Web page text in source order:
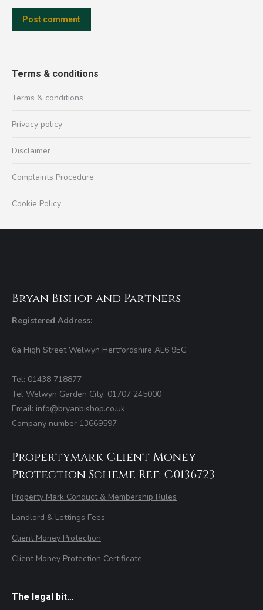
Post comment
Terms & conditions
Terms & conditions
Privacy policy
Disclaimer
Complaints Procedure
Cookie Policy
Bryan Bishop and Partners
Registered Address:
6a High Street Welwyn Hertfordshire AL6 9EG
Tel: 01438 718877
Tel Welwyn Garden City: 01707 245000
Email: info@bryanbishop.co.uk
Company number 13669597
Propertymark Client Money
Protection Scheme Ref: C0136723
Property Mark Conduct & Membership Rules
Landlord & Lettings Fees
Client Money Protection
Client Money Protection Certificate
The legal bit…